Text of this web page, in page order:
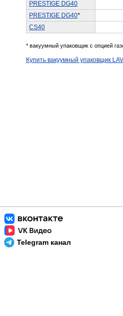
PRESTIGE DG40
PRESTIGE DG40*
CS40​
* вакуумный упаковщик с опцией
​Купить вакуумный упаковщик
Telegram канал